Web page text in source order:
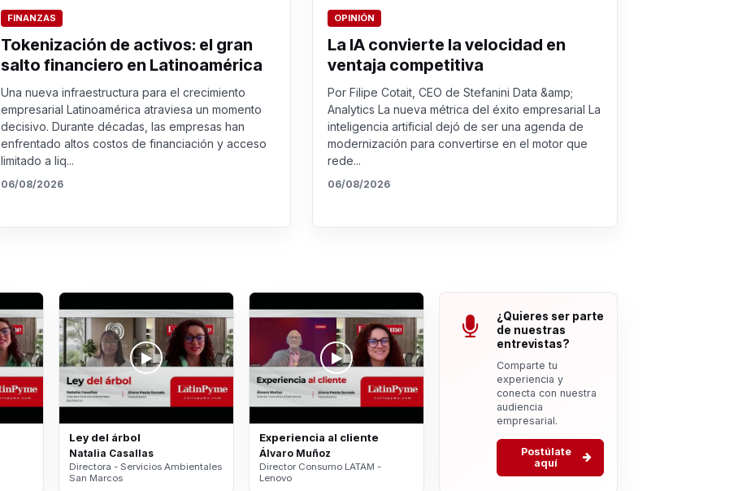
FINANZAS
Tokenización de activos: el gran
salto financiero en Latinoamérica
Una nueva infraestructura para el crecimiento
empresarial Latinoamérica atraviesa un momento
decisivo. Durante décadas, las empresas han
enfrentado altos costos de financiación y acceso
limitado a liq...
06/08/2026
OPINIÓN
La IA convierte la velocidad en
ventaja competitiva
Por Filipe Cotait, CEO de Stefanini Data &amp;
Analytics La nueva métrica del éxito empresarial La
inteligencia artificial dejó de ser una agenda de
modernización para convertirse en el motor que
rede...
06/08/2026
Ley del árbol
Natalia Casallas
Directora - Servicios Ambientales
San Marcos
Experiencia al cliente
Álvaro Muñoz
Director Consumo LATAM -
Lenovo
¿Quieres ser parte
de nuestras
entrevistas?
Comparte tu
experiencia y
conecta con nuestra
audiencia
empresarial.
Postúlate
aquí